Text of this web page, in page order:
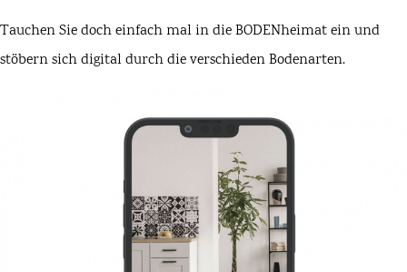
Tauchen Sie doch einfach mal in die BODENheimat ein und
stöbern sich digital durch die verschieden Bodenarten.